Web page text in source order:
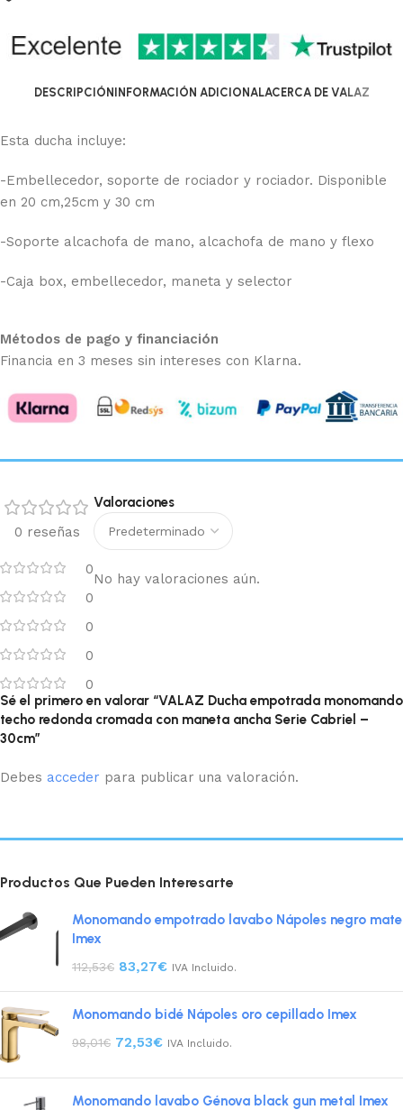
DESCRIPCIÓN INFORMACIÓN ADICIONALACERCA DE VALAZ
Esta ducha incluye:
-Embellecedor, soporte de rociador y rociador. Disponible
en 20 cm,25cm y 30 cm
-Soporte alcachofa de mano, alcachofa de mano y flexo
-Caja box, embellecedor, maneta y selector
Métodos de pago y financiación
Financia en 3 meses sin intereses con Klarna.
0 reseñas
0
0
0
0
0
Valoraciones
No hay valoraciones aún.
Sé el primero en valorar “VALAZ Ducha empotrada monomando
techo redonda cromada con maneta ancha Serie Cabriel –
30cm”
Debes acceder para publicar una valoración.
Productos Que Pueden Interesarte
Monomando empotrado lavabo Nápoles negro mate
Imex
112,53€ 83,27€ IVA Incluido.
Monomando bidé Nápoles oro cepillado Imex
98,01€ 72,53€ IVA Incluido.
Monomando lavabo Génova black gun metal Imex